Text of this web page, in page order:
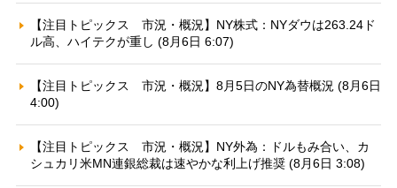
【注目トピックス 市況・概況】NY株式：NYダウは263.24ド
ル高、ハイテクが重し (8月6日 6:07)
【注目トピックス 市況・概況】8月5日のNY為替概況 (8月6日
4:00)
【注目トピックス 市況・概況】NY外為：ドルもみ合い、カ
シュカリ米MN連銀総裁は速やかな利上げ推奨 (8月6日 3:08)